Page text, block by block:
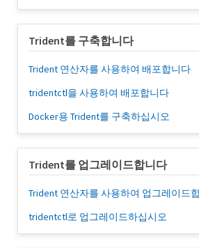
Trident를 구축합니다
Trident 연산자를 사용하여 배포합니다
tridentctl을 사용하여 배포합니다
Docker용 Trident를 구축하십시오
Trident를 업그레이드합니다
Trident 연산자를 사용하여 업그레이드
tridentctl로 업그레이드하십시오